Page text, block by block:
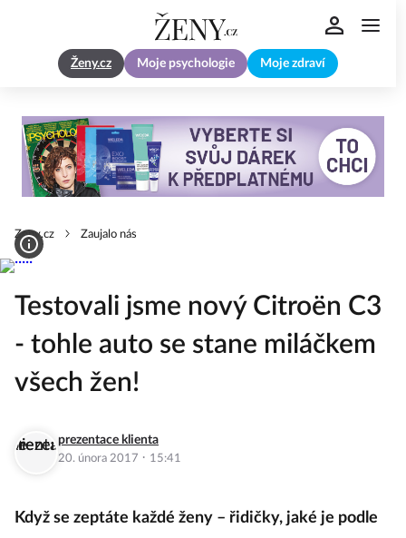
Ženy.cz Moje psychologie Moje zdraví
Zeny.cz Zaujalo nás
Testovali jsme nový Citroën C3
- tohle auto se stane miláčkem
všech žen!
prezentace klienta
20. února 2017 · 15:41
Když se zeptáte každé ženy – řidičky, jaké je podle